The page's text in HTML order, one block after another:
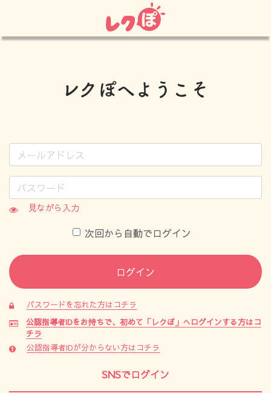
見ながら入力
次回から自動でログイン
ログイン
パスワードを忘れた方はコチラ
公認指導者IDをお持ちで、初めて「レクぽ」へログインする方はコ
チラ
公認指導者IDが分からない方はコチラ
SNSでログイン